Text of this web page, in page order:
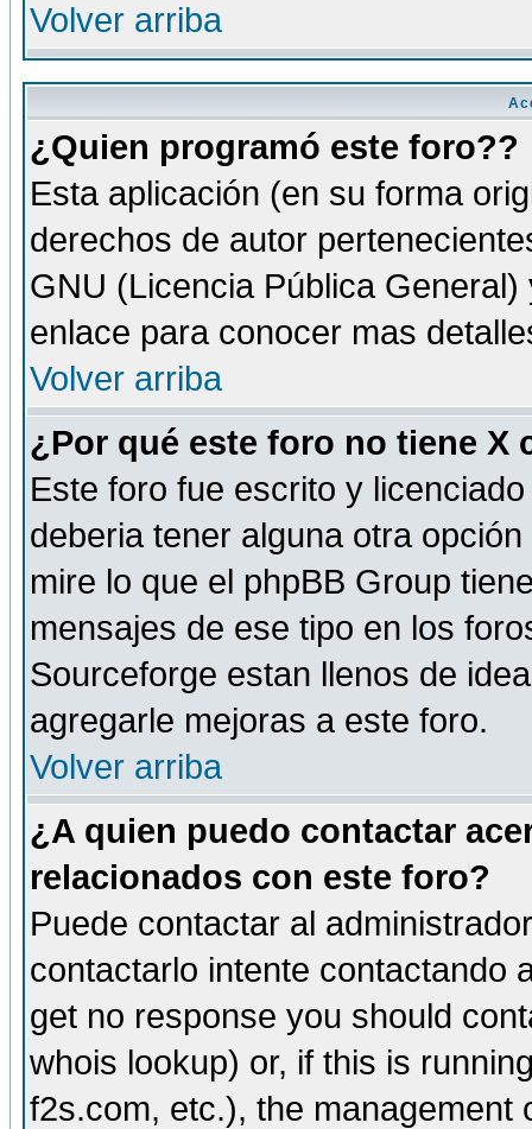
Volver arriba
¿Quien programó este foro??
Esta aplicación (en su forma
derechos de autor
GNU (Licencia Pública
enlace para conocer mas
Volver arriba
¿Por qué este foro no tiene X
Este foro fue escrito y
deberia tener alguna otra
mire lo que el phpBB Group
mensajes de ese tipo en los
Sourceforge estan llenos de
agregarle mejoras a este foro.
Volver arriba
¿A quien puedo contactar
relacionados con este foro?
Puede contactar al
contactarlo intente contactando
get no response you should
whois lookup) or, if this is
f2s.com, etc.), the management